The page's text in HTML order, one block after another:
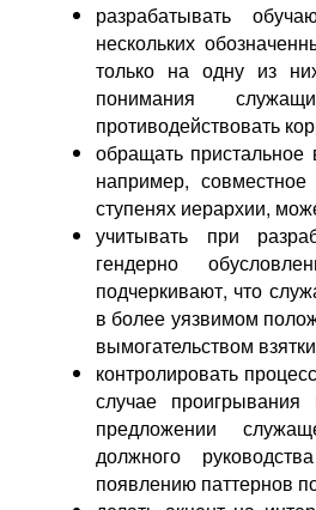
разрабатывать
нескольких
только на одну из
понимания
противодействовать
обращать
например,
ступенях иерархии,
учитывать при
гендерно
подчеркивают, что
в более уязвимом
вымогательством
контролировать
случае
предложении
должного
появлению паттернов